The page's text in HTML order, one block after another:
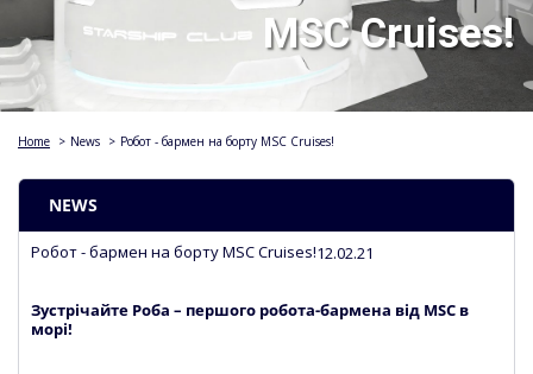
MSC Cruises!
Home > News > Робот - бармен на борту MSC Cruises!
NEWS
Робот - бармен на борту MSC Cruises!12.02.21
Зустрічайте Роба – першого робота-бармена від MSC в
морі!